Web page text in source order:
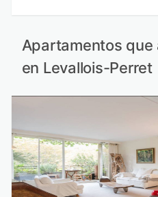
Apartamentos que
en Levallois-Perret